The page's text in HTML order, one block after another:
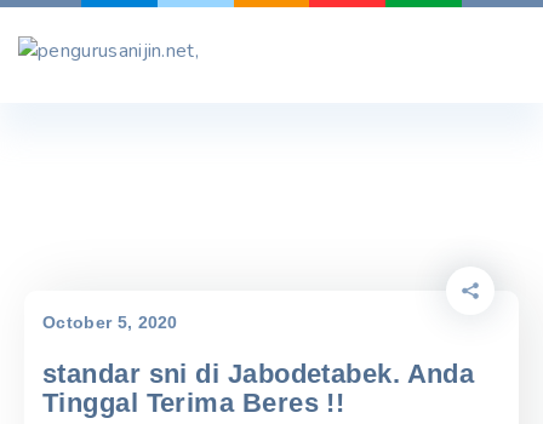
Skip
October 5, 2020
standar sni di Jabodetabek. Anda
Tinggal Terima Beres !!